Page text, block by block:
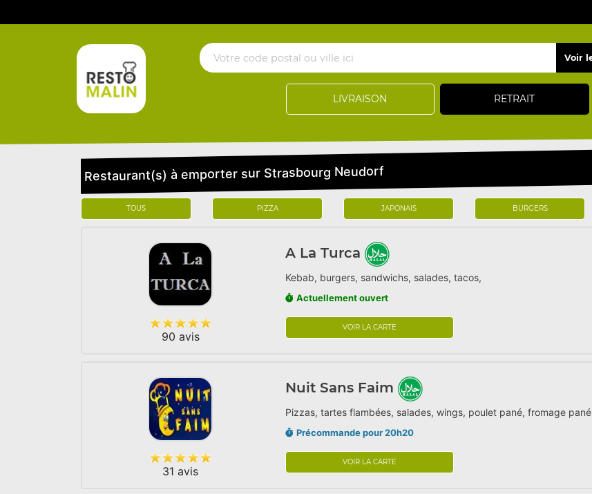
LIVRAISON RETRAIT
Restaurant(s) à emporter sur Strasbourg Neudorf
TOUS PIZZA JAPONAIS BURGERS
90 avis
A La Turca
Kebab, burgers, sandwichs, salades, tacos,
Actuellement ouvert
VOIR LA CARTE
31 avis
Nuit Sans Faim
Pizzas, tartes flambées, salades, wings, poulet pané, fromage pané
Précommande pour 20h20
VOIR LA CARTE